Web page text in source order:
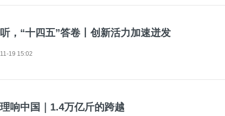
听，“十四五”答卷丨创新活力加速迸发
11-19 15:02
理响中国｜1.4万亿斤的跨越